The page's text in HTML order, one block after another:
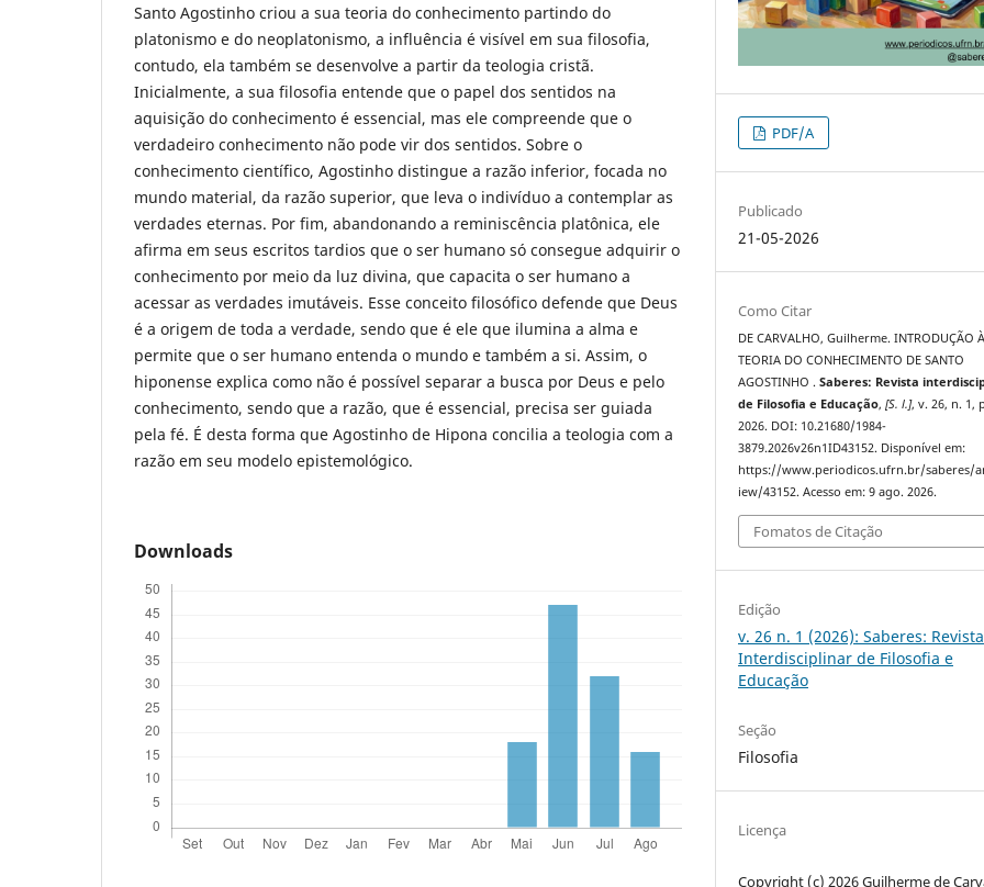
Santo Agostinho criou a sua teoria do conhecimento partindo do
platonismo e do neoplatonismo, a influência é visível em sua filosofia,
contudo, ela também se desenvolve a partir da teologia cristã.
Inicialmente, a sua filosofia entende que o papel dos sentidos na
aquisição do conhecimento é essencial, mas ele compreende que o
verdadeiro conhecimento não pode vir dos sentidos. Sobre o
conhecimento científico, Agostinho distingue a razão inferior, focada no
mundo material, da razão superior, que leva o indivíduo a contemplar as
verdades eternas. Por fim, abandonando a reminiscência platônica, ele
afirma em seus escritos tardios que o ser humano só consegue adquirir o
conhecimento por meio da luz divina, que capacita o ser humano a
acessar as verdades imutáveis. Esse conceito filosófico defende que Deus
é a origem de toda a verdade, sendo que é ele que ilumina a alma e
permite que o ser humano entenda o mundo e também a si. Assim, o
hiponense explica como não é possível separar a busca por Deus e pelo
conhecimento, sendo que a razão, que é essencial, precisa ser guiada
pela fé. É desta forma que Agostinho de Hipona concilia a teologia com a
razão em seu modelo epistemológico.
Downloads
PDF/A
Publicado
21-05-2026
Como Citar
DE CARVALHO, Guilherme. INTRODUÇÃO À
TEORIA DO CONHECIMENTO DE SANTO
AGOSTINHO .Saberes: Revista
de Filosofia e Educação,[S. l.], v. 26, n. 1,
2026. DOI: 10.21680/1984-
3879.2026v26n1ID43152. Disponível em:
https://www.periodicos.ufrn.br/saberes/
iew/43152. Acesso em: 9 ago. 2026.
Fomatos de Citação
Edição
v. 26 n. 1 (2026): Saberes: Revista
Interdisciplinar de Filosofia e
Educação
Seção
Filosofia
Licença
Copyright (c) 2026 Guilherme de